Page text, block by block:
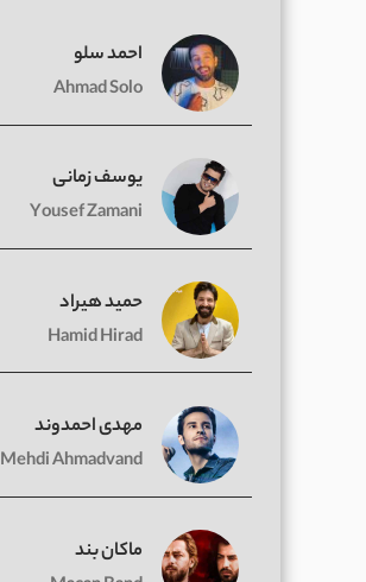
احمد سلو
Ahmad Solo
یوسف زمانی
Yousef Zamani
حمید هیراد
Hamid Hirad
مهدی احمدوند
Mehdi Ahmadvand
ماکان بند